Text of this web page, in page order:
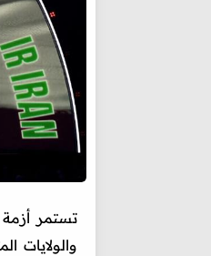
والولايات